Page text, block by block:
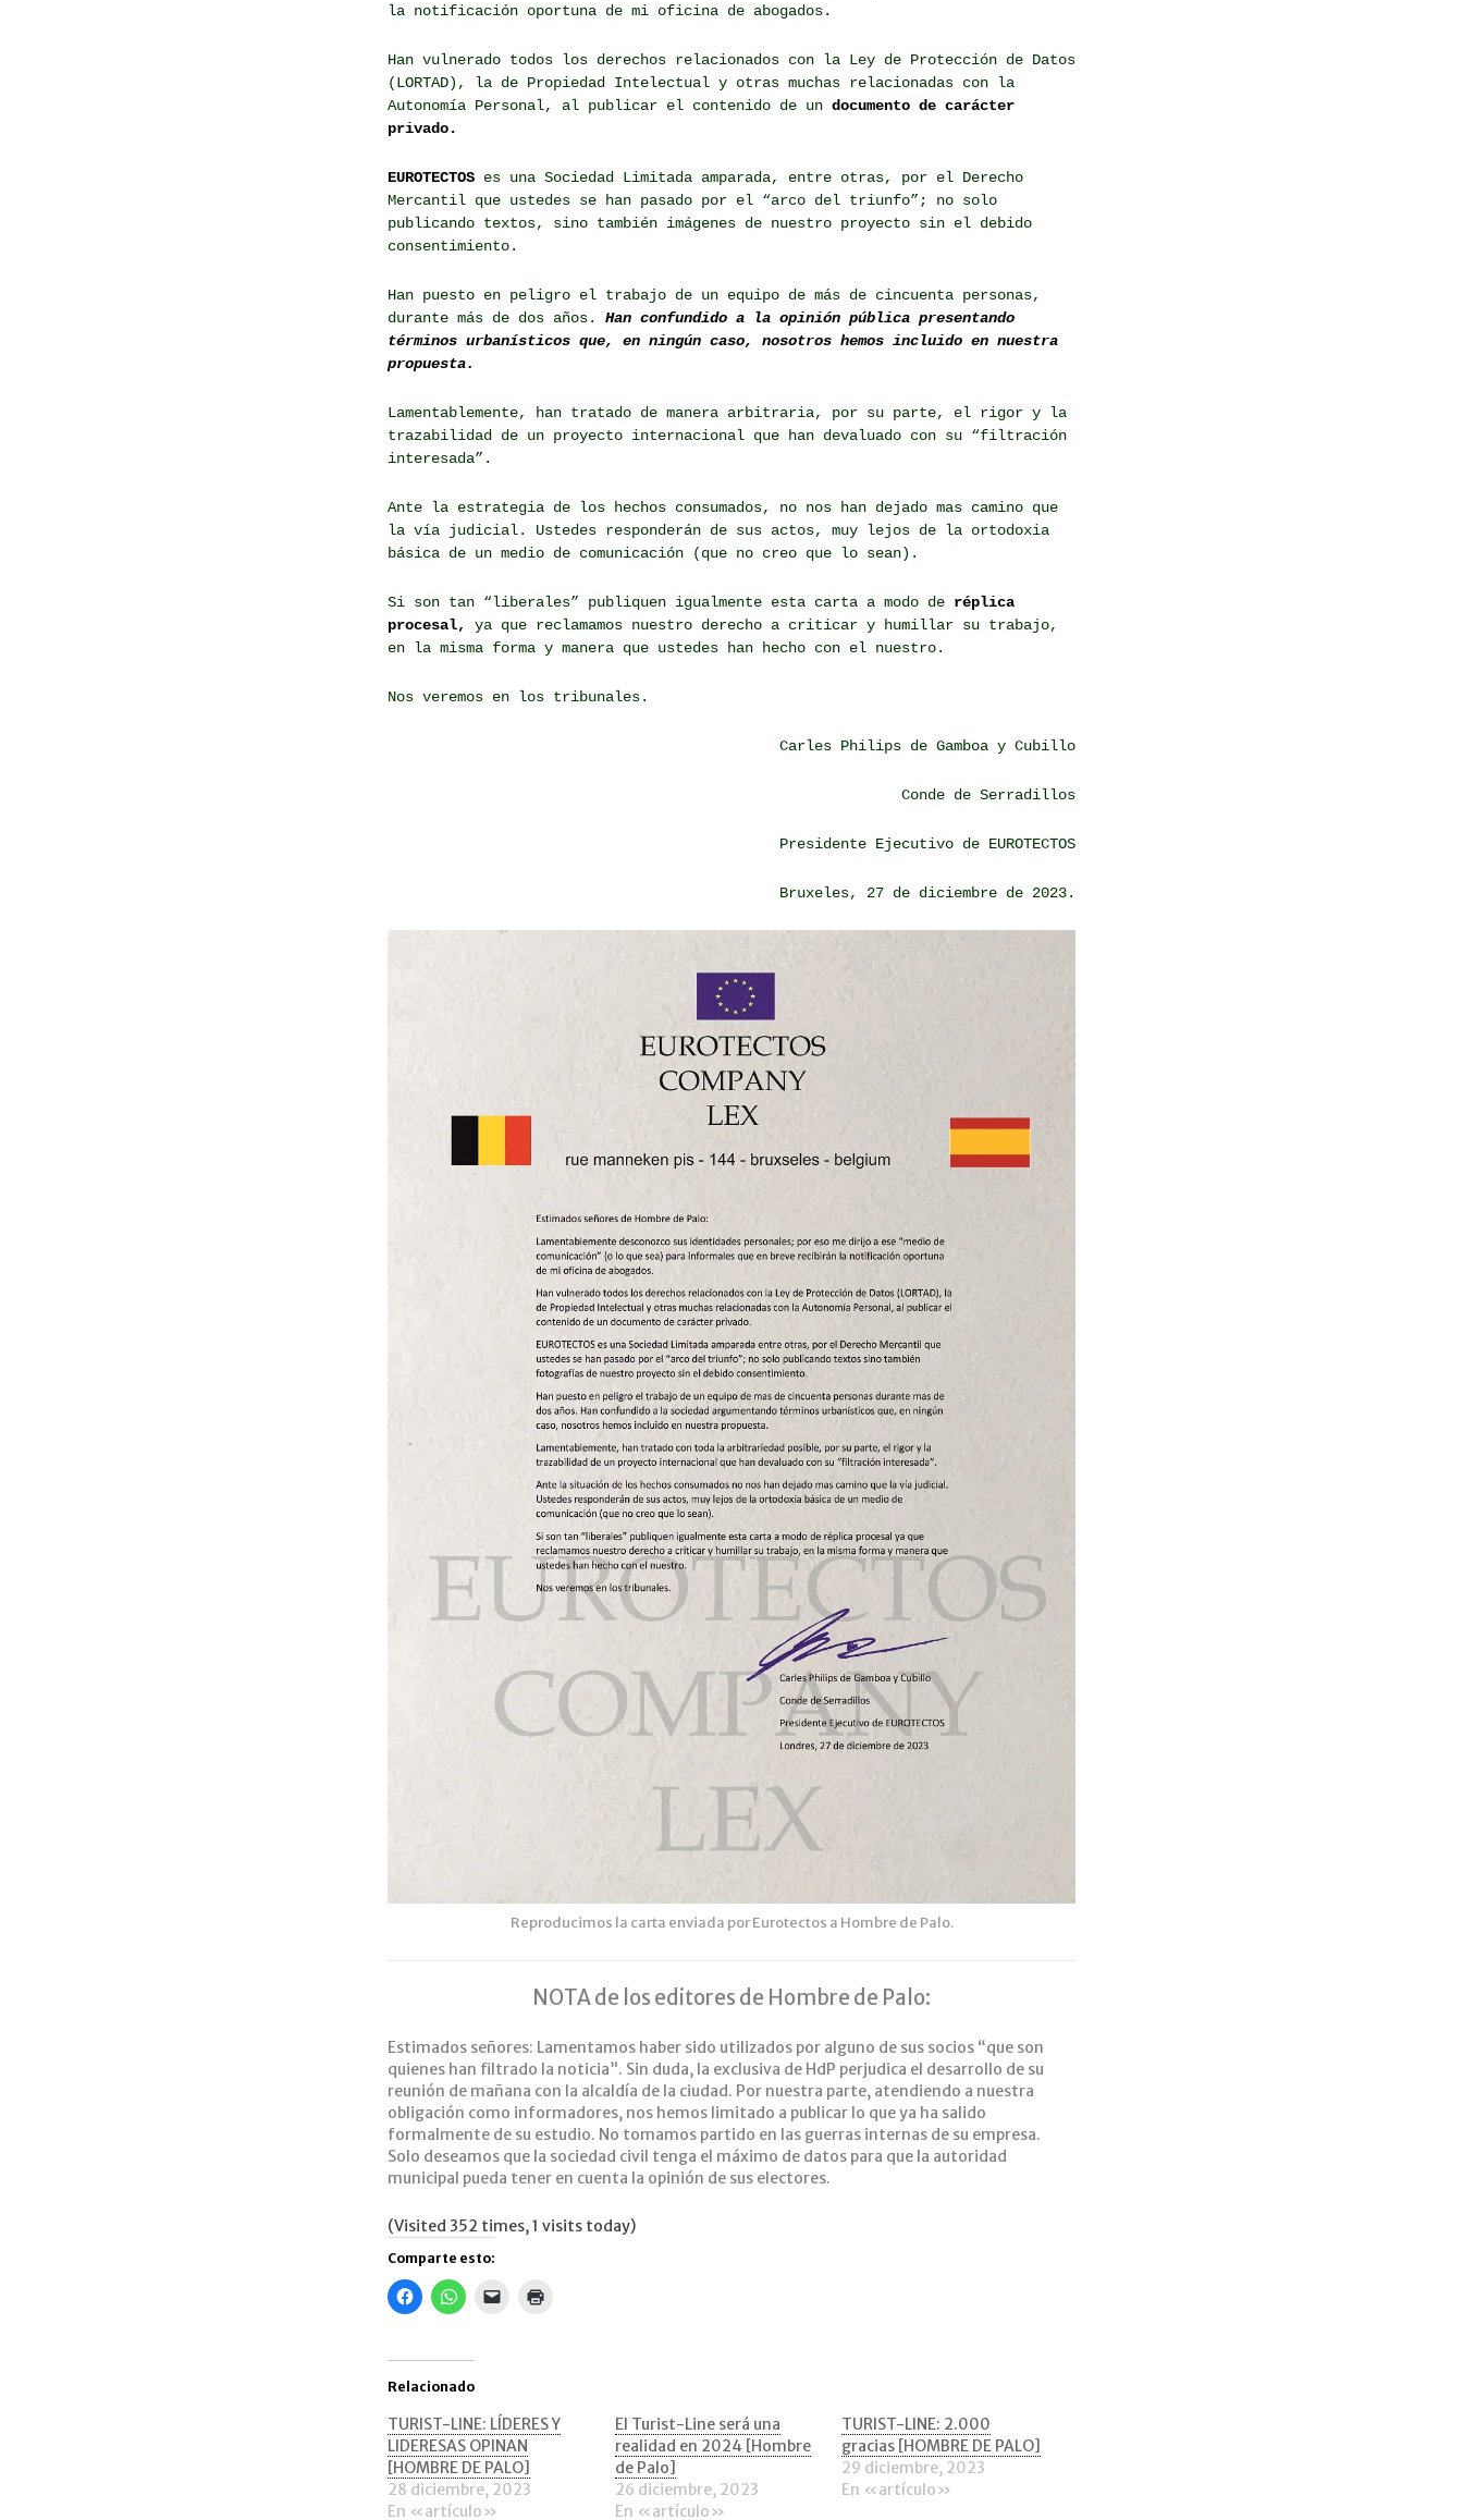
la notificación oportuna de mi oficina de abogados.
Han vulnerado todos los derechos relacionados con la Ley de Protección de Datos
(LORTAD), la de Propiedad Intelectual y otras muchas relacionadas con la
Autonomía Personal, al publicar el contenido de un documento de carácter
privado.
EUROTECTOS es una Sociedad Limitada amparada, entre otras, por el Derecho
Mercantil que ustedes se han pasado por el “arco del triunfo”; no solo
publicando textos, sino también imágenes de nuestro proyecto sin el debido
consentimiento.
Han puesto en peligro el trabajo de un equipo de más de cincuenta personas,
durante más de dos años. Han confundido a la opinión pública presentando
términos urbanísticos que, en ningún caso, nosotros hemos incluido en nuestra
propuesta.
Lamentablemente, han tratado de manera arbitraria, por su parte, el rigor y la
trazabilidad de un proyecto internacional que han devaluado con su “filtración
interesada”.
Ante la estrategia de los hechos consumados, no nos han dejado mas camino que
la vía judicial. Ustedes responderán de sus actos, muy lejos de la ortodoxia
básica de un medio de comunicación (que no creo que lo sean).
Si son tan “liberales” publiquen igualmente esta carta a modo de réplica
procesal,
ya que reclamamos nuestro derecho a criticar y humillar su trabajo,
en la misma forma y manera que ustedes han hecho con el nuestro.
Nos veremos en los tribunales.
Carles Philips de Gamboa y Cubillo
Conde de Serradillos
Presidente Ejecutivo de EUROTECTOS
Bruxeles, 27 de diciembre de 2023.
Reproducimos la carta enviada por Eurotectos a Hombre de Palo.
NOTA de los editores de Hombre de Palo:
Estimados señores: Lamentamos haber sido utilizados por alguno de sus socios “que son
quienes han filtrado la noticia”. Sin duda, la exclusiva de HdP perjudica el desarrollo de su
reunión de mañana con la alcaldía de la ciudad. Por nuestra parte, atendiendo a nuestra
obligación como informadores, nos hemos limitado a publicar lo que ya ha salido
formalmente de su estudio. No tomamos partido en las guerras internas de su empresa.
Solo deseamos que la sociedad civil tenga el máximo de datos para que la autoridad
municipal pueda tener en cuenta la opinión de sus electores.
(Visited 352 times, 1 visits today)
Comparte esto:
Haz
clic
Facebook
(Se
abre
una
ventana
nueva)
Haz
clic
WhatsApp
(Se
abre
una
ventana
nueva)
a
un
amigo
(Se
abre
en
nueva)
Relacionado
TURIST-LINE: LÍDERES Y
LIDERESAS OPINAN
[HOMBRE DE PALO]
28 diciembre, 2023
En «artículo»
El Turist-Line será una
realidad en 2024 [Hombre
de Palo]
26 diciembre, 2023
En «artículo»
TURIST-LINE: 2.000
gracias [HOMBRE DE PALO]
29 diciembre, 2023
En «artículo»